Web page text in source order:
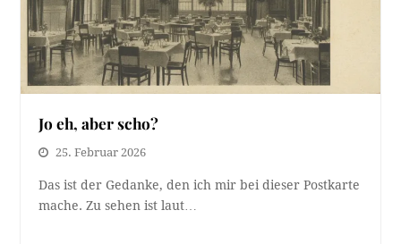
Jo eh, aber scho?
25. Februar 2026
Das ist der Gedanke, den ich mir bei dieser Postkarte
mache. Zu sehen ist laut…